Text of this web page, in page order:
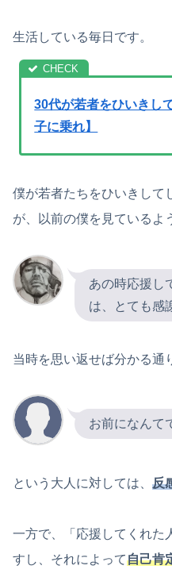
生活している毎日です。
30代が若者をひいきし
子に乗れ】
僕が若者たちをひいきして
が、以前の僕を見ているよ
あの時応援し
は、とても感
当時を思い返せば分かる通
お前になんて
という大人に対しては、 反
一方で、「応援してくれた
すし、それによって自己肯